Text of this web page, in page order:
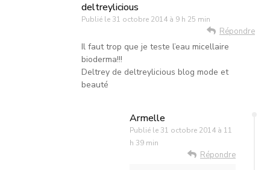
deltreylicious
Publié le 31 octobre 2014 à 9 h 25 min
Répondre
Il faut trop que je teste l’eau micellaire
bioderma!!!
Deltrey de deltreylicious blog mode et
beauté
Armelle
Publié le 31 octobre 2014 à 11
h 39 min
Répondre